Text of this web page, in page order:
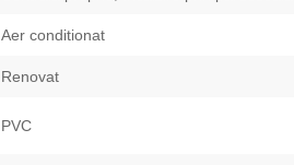
Aer conditionat
Renovat
PVC